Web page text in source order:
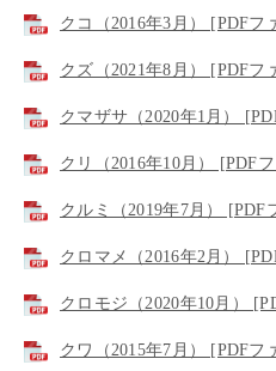
クコ（2016年3月） [PDFフ
クズ（2021年8月） [PDFフ
クマザサ（2020年1月）
クリ（2016年10月） [PDF
クルミ（2019年7月） [PDF
クロマメ（2016年2月）
クロモジ（2020年10月）
クワ（2015年7月） [PDFフ